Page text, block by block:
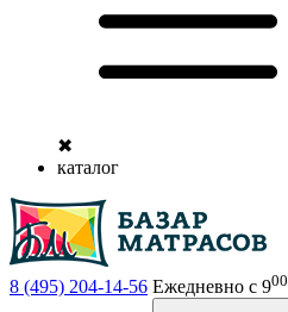
✖
каталог
8 (495) 204-14-56 Ежедневно с 900